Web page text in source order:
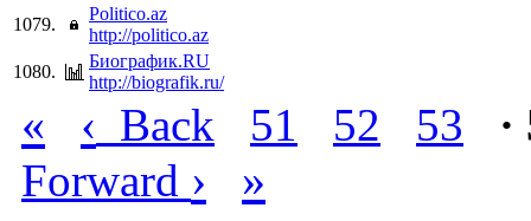
1079.
Politico.az
http://politico.az
1080.
Биографик.RU
http://biografik.ru/
« ‹ Back 51 52 53
Forward › »